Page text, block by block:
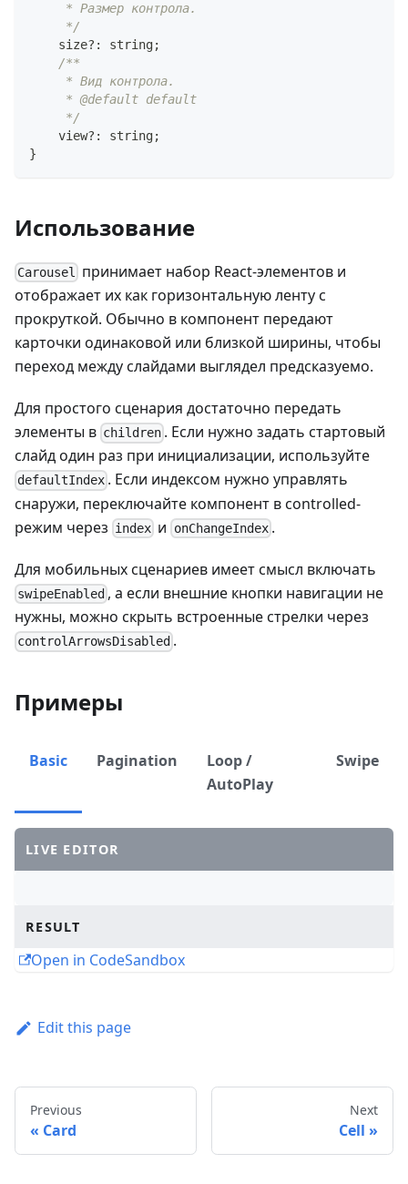
     * Размер контрола.
     */
    size
? : string;
/**
     * Вид контрола.
     * @default default
     */
    view
? : string;
}
Использование
Carousel принимает набор React-элементов и
отображает их как горизонтальную ленту с
прокруткой. Обычно в компонент передают
карточки одинаковой или близкой ширины, чтобы
переход между слайдами выглядел предсказуемо.
Для простого сценария достаточно передать
элементы в children . Если нужно задать стартовый
слайд один раз при инициализации, используйте
defaultIndex . Если индексом нужно управлять
снаружи, переключайте компонент в controlled-
режим через index и onChangeIndex.
Для мобильных сценариев имеет смысл включать
swipeEnabled , а если внешние кнопки навигации не
нужны, можно скрыть встроенные стрелки через
controlArrowsDisabled .
Примеры
Basic Pagination
Loop /
AutoPlay
Swipe
LIVE EDITOR
RESULT
Open in CodeSandbox
Edit this page
Previous
Card
Next
Cell